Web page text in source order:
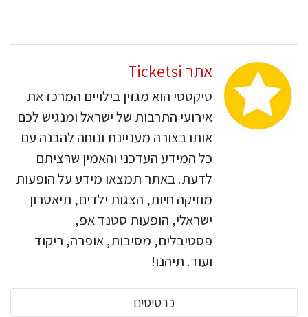
אתר Ticketsi
טיקטסי הוא מגזין בילויים המרכז את
אירועי התרבות של ישראל ומנגיש לכם
אותו בצורה מעניינת ונוחה להבנה עם
כל המידע העדכני והאמין שרציתם
לדעת. באתר תמצאו מידע על הופעות
מוזיקה חיות, הצגות ילדים, תיאטרון
ישראלי, הופעות סטנד אפ,
פסטיבלים, מסיבות, אופרה, ריקוד
ועוד. תיהנו!
כרטיסים